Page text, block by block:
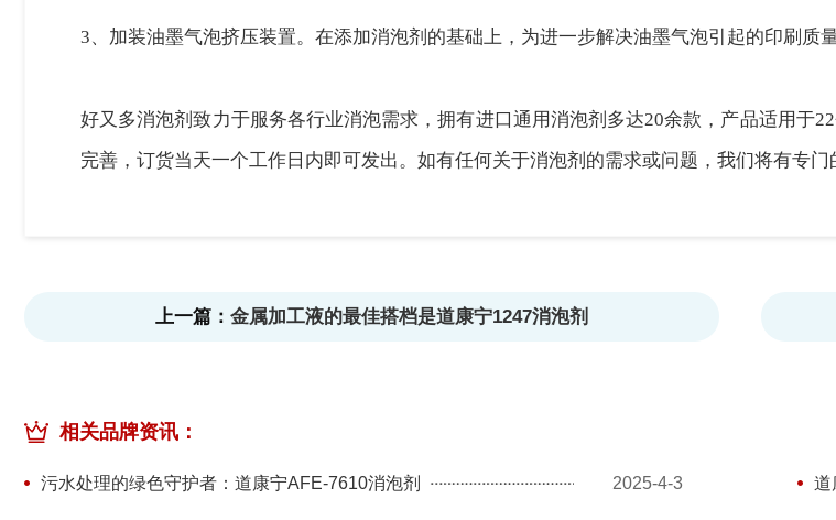
3、加装油墨气泡挤压装置。在添加消泡剂的基础上，为进一步解决油墨气泡引起的印刷质
好又多消泡剂致力于服务各行业消泡需求，拥有进口通用消泡剂多达20余款，产品适用于
完善，订货当天一个工作日内即可发出。如有任何关于消泡剂的需求或问题，我们将有专
上一篇： 金属加工液的最佳搭档是道康宁1247消泡剂
相关品牌资讯：
污水处理的绿色守护者：道康宁AFE-7610消泡剂 2025-4-3 道